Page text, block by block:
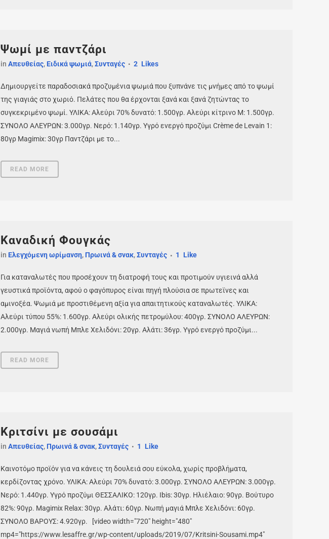
Ψωμί με παντζάρι
in Απευθείας, Ειδικά ψωμιά,Συνταγές 2 Likes
Δημιουργείτε παραδοσιακά προζυμένια ψωμιά που ξυπνάνε τις μνήμες από το ψωμί
της γιαγιάς στο χωριό. Πελάτες που θα έρχονται ξανά και ξανά ζητώντας το
συγκεκριμένο ψωμί. ΥΛΙΚΑ: Αλεύρι 70% δυνατό: 1.500γρ. Αλεύρι κίτρινο Μ: 1.500γρ.
ΣΥΝΟΛΟ ΑΛΕΥΡΩΝ: 3.000γρ. Νερό: 1.140γρ. Υγρό ενεργό προζύμι Crème de Levain 1:
80γρ Magimix: 30γρ Παντζάρι με το...
READ MORE
Καναδική Φουγκάς
in Ελεγχόμενη ωρίμανση, Πρωινά & σνακ,Συνταγές 1 Like
Για καταναλωτές που προσέχουν τη διατροφή τους και προτιμούν υγιεινά αλλά
γευστικά προϊόντα, αφού ο φαγόπυρος είναι πηγή πλούσια σε πρωτεϊνες και
αμινοξέα. Ψωμιά με προστιθέμενη αξία για απαιτητικούς καταναλωτές. ΥΛΙΚΑ:
Αλεύρι τύπου 55%: 1.600γρ. Αλεύρι ολικής πετρομύλου: 400γρ. ΣΥΝΟΛΟ ΑΛΕΥΡΩΝ:
2.000γρ. Μαγιά νωπή Μπλε Χελιδόνι: 20γρ. Αλάτι: 36γρ. Υγρό ενεργό προζύμι...
READ MORE
Κριτσίνι με σουσάμι
in Απευθείας, Πρωινά & σνακ,Συνταγές 1 Like
Καινοτόμο προϊόν για να κάνεις τη δουλειά σου εύκολα, χωρίς προβλήματα,
κερδίζοντας χρόνο. ΥΛΙΚΑ: Αλεύρι 70% δυνατό: 3.000γρ. ΣΥΝΟΛΟ ΑΛΕΥΡΩΝ: 3.000γρ.
Νερό: 1.440γρ. Υγρό προζύμι ΘΕΣΣΑΛΙΚΟ: 120γρ. Ibis: 30γρ. Ηλιέλαιο: 90γρ. Βούτυρο
82%: 90γρ. Magimix Relax: 30γρ. Αλάτι: 60γρ. Νωπή μαγιά Μπλε Χελιδόνι: 60γρ.
ΣΥΝΟΛΟ ΒΑΡΟΥΣ: 4.920γρ. [video width="720" height="480"
mp4="https://www.lesaffre.gr/wp-content/uploads/2019/07/Kritsini-Sousami.mp4"